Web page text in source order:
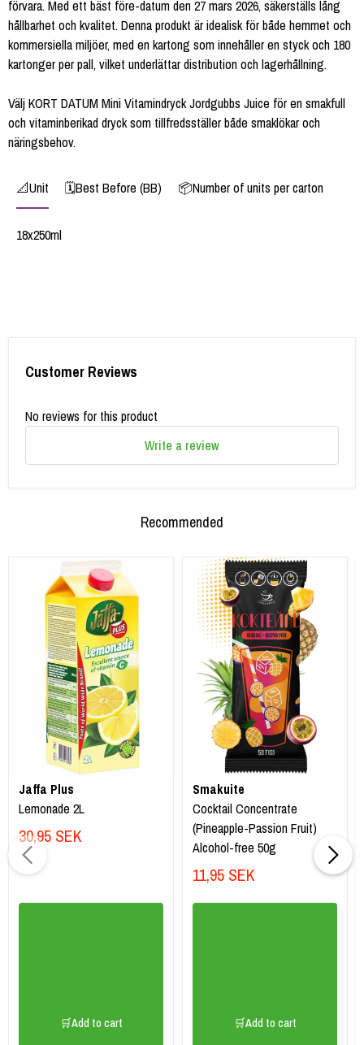
förvara. Med ett bäst före-datum den 27 mars 2026, säkerställs lång
hållbarhet och kvalitet. Denna produkt är idealisk för både hemmet och
kommersiella miljöer, med en kartong som innehåller en styck och 180
kartonger per pall, vilket underlättar distribution och lagerhållning.
Välj KORT DATUM Mini Vitamindryck Jordgubbs Juice för en smakfull
och vitaminberikad dryck som tillfredsställer både smaklökar och
näringsbehov.
📐Unit 🗓️Best Before (BB) 📦Number of units per carton
18x250ml
Customer Reviews
No reviews for this product
Write a review
Recommended
Jaffa Plus
Lemonade 2L
30,95 SEK
🛒Add to cart
Smakuite
Cocktail Concentrate
(Pineapple-Passion Fruit)
Alcohol-free 50g
11,95 SEK
🛒Add to cart